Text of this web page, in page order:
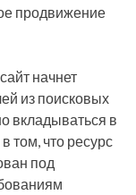
продвижение
начнет
из поисковых
вкладываться в
том, что ресурс
под